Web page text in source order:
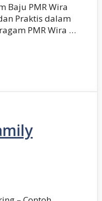
Baju PMR Wira
Praktis dalam
PMR Wira …